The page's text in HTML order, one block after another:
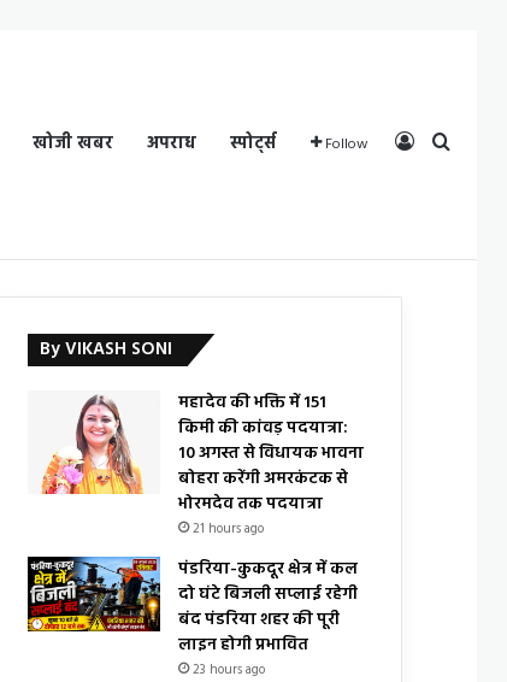
खोजी खबर अपराध स्पोर्ट्स Follow Log In
By VIKASH SONI
महादेव की भक्ति में 151
किमी की कांवड़ पदयात्रा:
10 अगस्त से विधायक भावना
बोहरा करेंगी अमरकंटक से
भोरमदेव तक पदयात्रा
21 hours ago
पंडरिया-कुकदूर क्षेत्र में कल
दो घंटे बिजली सप्लाई रहेगी
बंद पंडरिया शहर की पूरी
लाइन होगी प्रभावित
23 hours ago